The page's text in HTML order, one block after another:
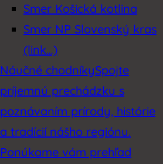
Smer Košická kotlina
Smer NP Slovenský kras
(link…)
Náučné chodníkySpojte
príjemnú prechádzku s
poznávaním prírody, histórie
a tradícií nášho regiónu.
Ponúkame vám prehľad